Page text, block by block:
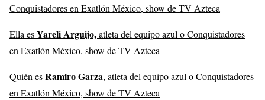
Conquistadores en Exatlón México, show de TV Azteca
Ella esYareli Arguijo,atleta del equipo azul o Conquistadores
en Exatlón México, show de TV Azteca
Quién esRamiro Garza, atleta del equipo azul o Conquistadores
en Exatlón México, show de TV Azteca